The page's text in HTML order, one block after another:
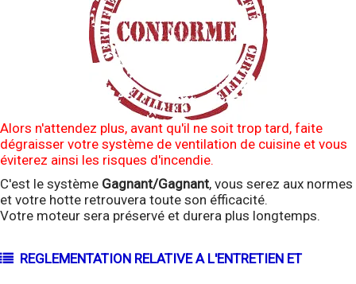
Alors n'attendez plus, avant qu'il ne soit trop tard, faite
dégraisser votre système de ventilation de cuisine et vous
éviterez ainsi les risques d'incendie.
C'est le système Gagnant/Gagnant, vous serez aux normes
et votre hotte retrouvera toute son éfficacité.
Votre moteur sera préservé et durera plus longtemps.
REGLEMENTATION RELATIVE A L'ENTRETIEN ET